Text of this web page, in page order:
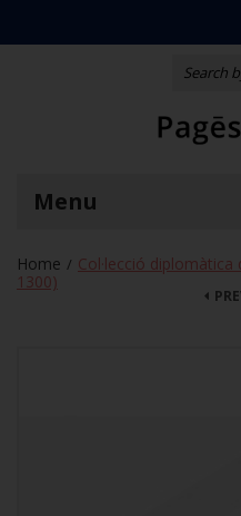
Menu
Home / Col·lecció
1300)